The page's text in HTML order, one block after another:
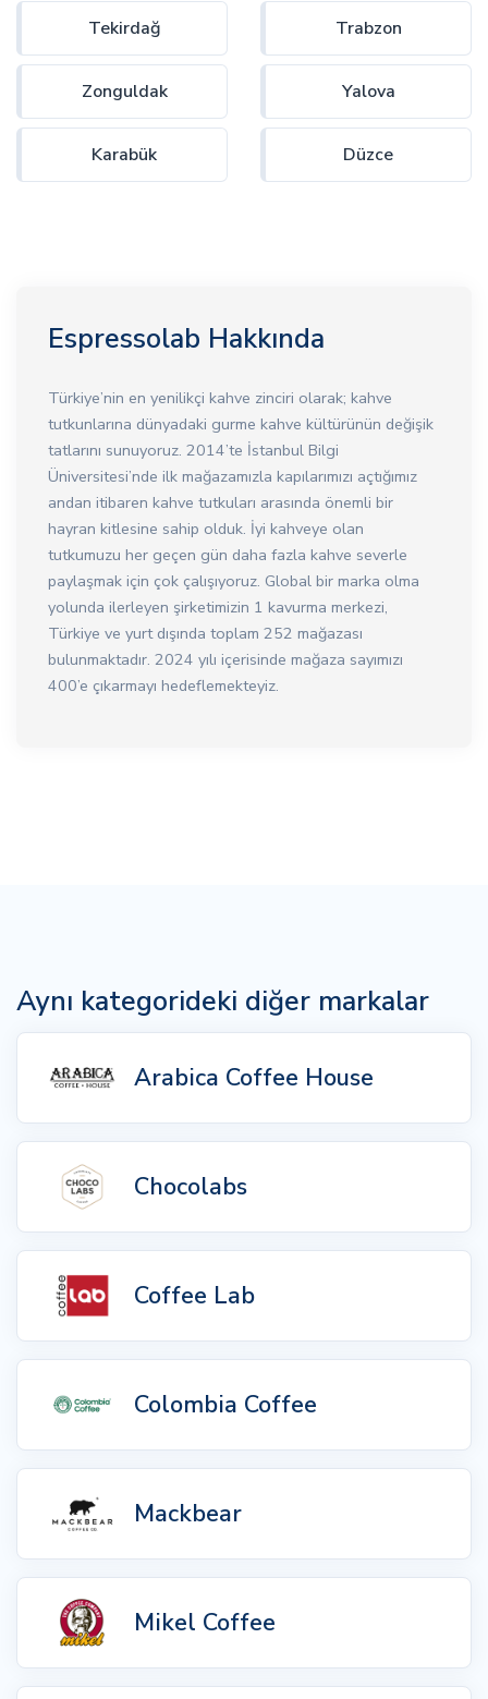
Tekirdağ Trabzon
Zonguldak Yalova
Karabük Düzce
Espressolab Hakkında
Türkiye’nin en yenilikçi kahve zinciri olarak; kahve
tutkunlarına dünyadaki gurme kahve kültürünün değişik
tatlarını sunuyoruz. 2014’te İstanbul Bilgi
Üniversitesi’nde ilk mağazamızla kapılarımızı açtığımız
andan itibaren kahve tutkuları arasında önemli bir
hayran kitlesine sahip olduk. İyi kahveye olan
tutkumuzu her geçen gün daha fazla kahve severle
paylaşmak için çok çalışıyoruz. Global bir marka olma
yolunda ilerleyen şirketimizin 1 kavurma merkezi,
Türkiye ve yurt dışında toplam 252 mağazası
bulunmaktadır. 2024 yılı içerisinde mağaza sayımızı
400’e çıkarmayı hedeflemekteyiz.
Aynı kategorideki diğer markalar
Arabica Coffee House
Chocolabs
Coffee Lab
Colombia Coffee
Mackbear
Mikel Coffee